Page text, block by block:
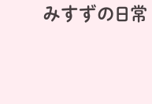
みすずの日常